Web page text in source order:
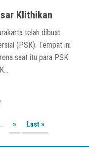
Klithikan
telah dibuat
(PSK). Tempat ini
saat itu para PSK
» Last »